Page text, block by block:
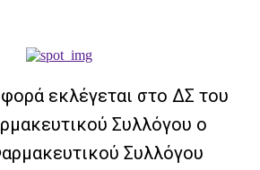
εκλέγεται στο ΔΣ του
Συλλόγου ο
Συλλόγου